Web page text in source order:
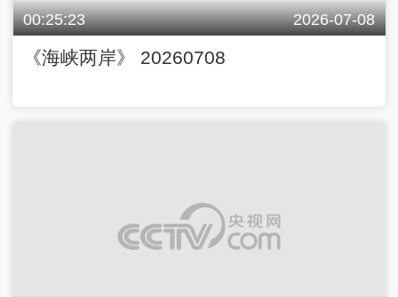
00:25:23 2026-07-08
《海峡两岸》 20260708